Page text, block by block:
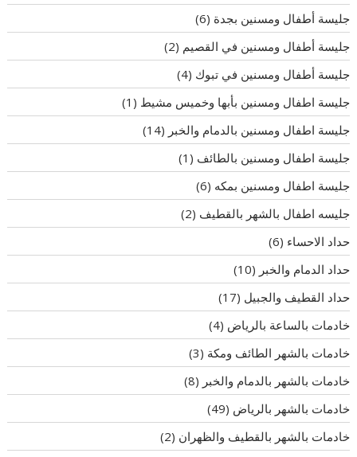
جليسة أطفال ومسنين بجدة (6)
جليسة أطفال ومسنين في القصيم (2)
جليسة أطفال ومسنين في تبوك (4)
جليسة اطفال ومسنين بأبها وخميس مشيط (1)
جليسة اطفال ومسنين بالدمام والخبر (14)
جليسة اطفال ومسنين بالطائف (1)
جليسة اطفال ومسنين بمكه (6)
جليسه اطفال بالشهر بالقطيف (2)
حداد الاحساء (6)
حداد الدمام والخبر (10)
حداد القطيف والجبيل (17)
خادمات بالساعة بالرياض (4)
خادمات بالشهر الطائف ومكة (3)
خادمات بالشهر بالدمام والخبر (8)
خادمات بالشهر بالرياض (49)
خادمات بالشهر بالقطيف والظهران (2)